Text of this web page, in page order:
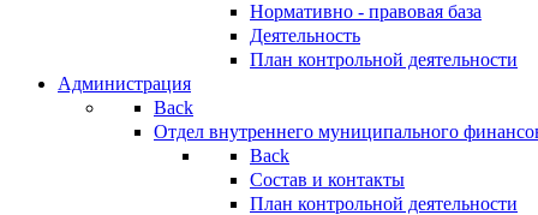
Нормативно - правовая база
Деятельность
План контрольной деятельности
Администрация
Back
Отдел внутреннего муниципального
Back
Состав и контакты
План контрольной деятельности